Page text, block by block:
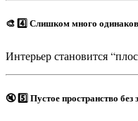
🎨 4️⃣ Слишком много
Интерьер становится
🔇 5️⃣ Пустое пространство без